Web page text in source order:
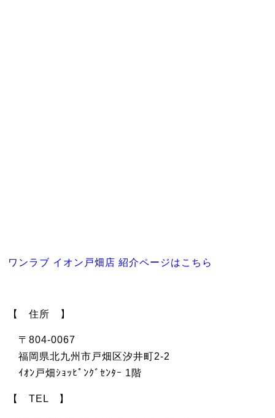
ワンラブ イオン戸畑店 紹介ページはこちら
【 住所 】
〒804-0067
福岡県北九州市戸畑区汐井町2-2
ｲｵﾝ戸畑ｼｮｯﾋﾟﾝｸﾞｾﾝﾀｰ 1階
【 TEL 】